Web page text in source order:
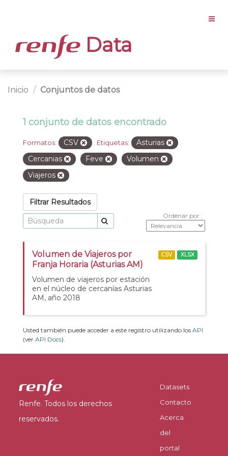
Data
Inicio Conjuntos de datos
1 conjunto de datos encontrado
Formatos: CSV Etiquetas:
Asturias
Cercanias
Feve
Volumen
Viajeros
Filtrar Resultados
Ordenar por
Volumen de Viajeros por
Franja Horaria (Asturias AM)
Volumen de viajeros por estación
en el núcleo de cercanías Asturias
AM, año 2018
CSV XLSX
Usted también puede acceder a este registro utilizando los API
(ver API Docs).
Renfe. Todos los derechos
reservados.
Datasets
Contacto
Acerca
del
portal